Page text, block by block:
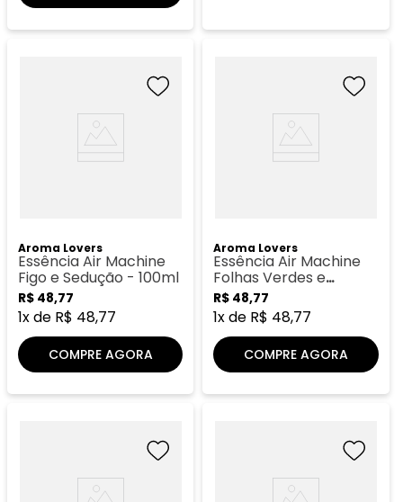
Aroma Lovers
Essência Air Machine
Figo e Sedução - 100ml
R$ 48,77
1x de R$ 48,77
COMPRE AGORA
Aroma Lovers
Essência Air Machine
Folhas Verdes e
Cascas - 100ml
R$ 48,77
1x de R$ 48,77
COMPRE AGORA